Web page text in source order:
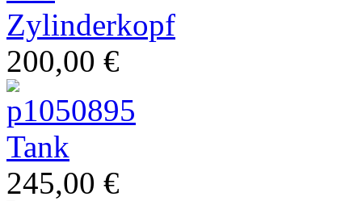
Ihr Spezialist für italienische Zweiräder
Zylinderkopf
200,00 €
Tank
245,00 €